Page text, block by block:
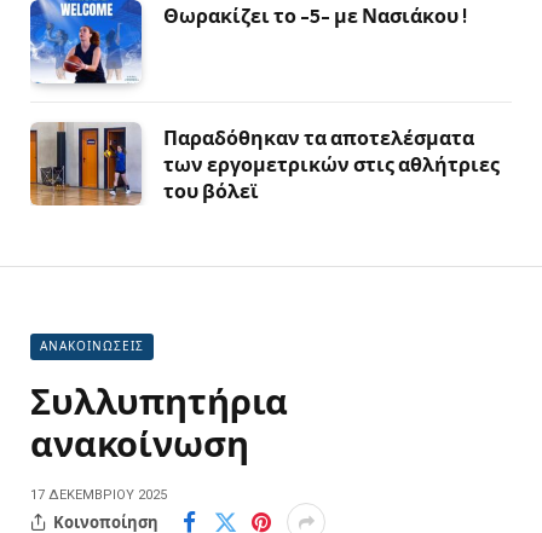
Θωρακίζει το -5- με Νασιάκου !
Παραδόθηκαν τα αποτελέσματα
των εργομετρικών στις αθλήτριες
του βόλεϊ
ΑΝΑΚΟΙΝΩΣΕΙΣ
Συλλυπητήρια
ανακοίνωση
17 ΔΕΚΕΜΒΡΊΟΥ 2025
Κοινοποίηση